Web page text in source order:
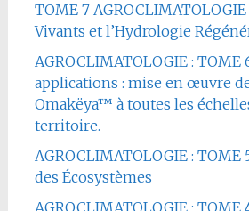
TOME 7 AGROCLIMATOLOGIE
Vivants et l’Hydrologie
AGROCLIMATOLOGIE : TOME
applications : mise en œuvre
Omakëya™ à toutes les
territoire.
AGROCLIMATOLOGIE :
des Écosystèmes